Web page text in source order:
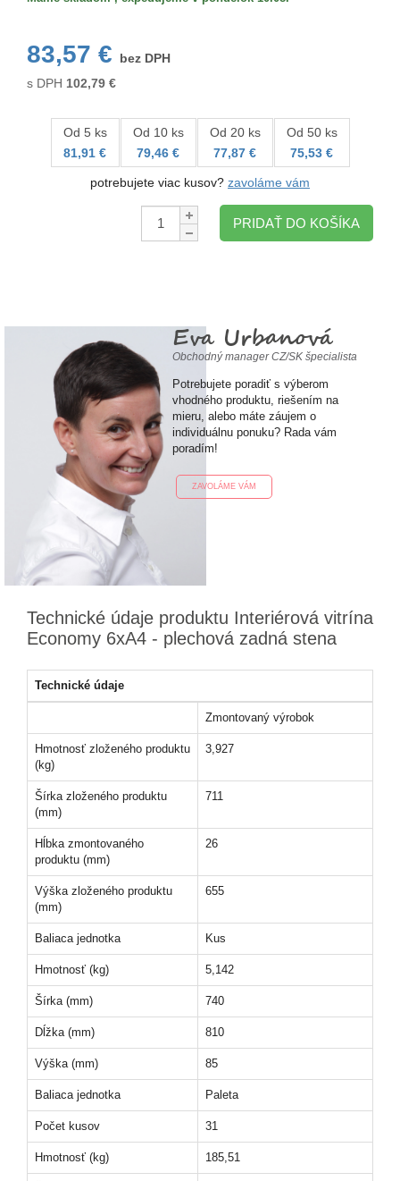
83,57 €
bez DPH
s DPH 102,79 €
Od 5 ks
81,91 €
Od 10 ks
79,46 €
Od 20 ks
77,87 €
Od 50 ks
75,53 €
potrebujete viac kusov? zavoláme vám
Množstvo:
PRIDAŤ DO KOŠÍKA
Eva Urbanová
Obchodný manager CZ/SK špecialista
Potrebujete poradiť s výberom
vhodného produktu, riešením na
mieru, alebo máte záujem o
individuálnu ponuku? Rada vám
poradím!
ZAVOLÁME VÁM
Technické údaje produktu Interiérová vitrína
Economy 6xA4 - plechová zadná stena
Technické údaje
Zmontovaný výrobok
Hmotnosť zloženého produktu
(kg)
3,927
Šírka zloženého produktu
(mm)
711
Hĺbka zmontovaného
produktu (mm)
26
Výška zloženého produktu
(mm)
655
Baliaca jednotka Kus
Hmotnosť (kg) 5,142
Šírka (mm) 740
Dĺžka (mm) 810
Výška (mm) 85
Baliaca jednotka Paleta
Počet kusov 31
Hmotnosť (kg) 185,51